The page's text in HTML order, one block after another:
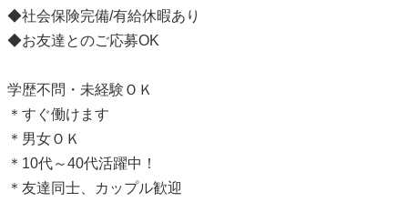
◆社会保険完備/有給休暇あり
◆お友達とのご応募OK
学歴不問・未経験ＯＫ
＊すぐ働けます
＊男女ＯＫ
＊10代～40代活躍中！
＊友達同士、カップル歓迎